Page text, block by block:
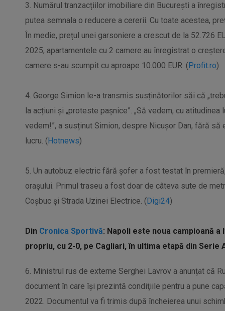
3. Numărul tranzacțiilor imobiliare din București a
putea semnala o reducere a cererii. Cu toate acestea,
În medie, prețul unei garsoniere a crescut de la 52.726
2025, apartamentele cu 2 camere au înregistrat o
camere s-au scumpit cu aproape 10.000 EUR. (Profit.ro)
4. George Simion le-a transmis susținătorilor săi că
la acțiuni și „proteste pașnice”. „Să vedem, cu
vedem!”, a susținut Simion, despre Nicușor Dan, fără
lucru. (Hotnews)
5. Un autobuz electric fără şofer a fost testat în
orașului. Primul traseu a fost doar de câteva sute de
Coşbuc şi Strada Uzinei Electrice. (Digi24)
Din Cronica Sportivă: Napoli este noua campioană
propriu, cu 2-0, pe Cagliari, în ultima etapă din Serie
6. Ministrul rus de externe Serghei Lavrov a anunțat că
document în care îşi prezintă condiţiile pentru a pune
2022. Documentul va fi trimis după încheierea unui